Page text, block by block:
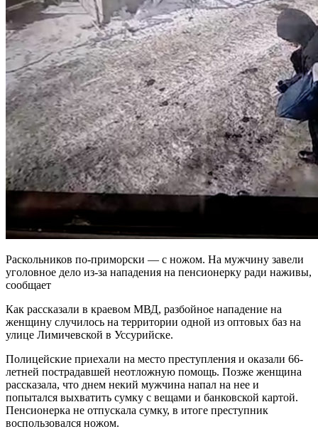
Раскольников по-приморски — с ножом. На мужчину завели
уголовное дело из-за нападения на пенсионерку ради наживы,
сообщает
Как рассказали в краевом МВД, разбойное нападение на
женщину случилось на территории одной из оптовых баз на
улице Лимичевской в Уссурийске.
Полицейские приехали на место преступления и оказали 66-
летней пострадавшей неотложную помощь. Позже женщина
рассказала, что днем некий мужчина напал на нее и
попытался выхватить сумку с вещами и банковской картой.
Пенсионерка не отпускала сумку, в итоге преступник
воспользовался ножом.